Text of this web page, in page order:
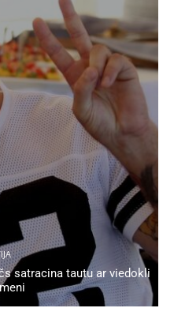
satracina tautu ar viedokli